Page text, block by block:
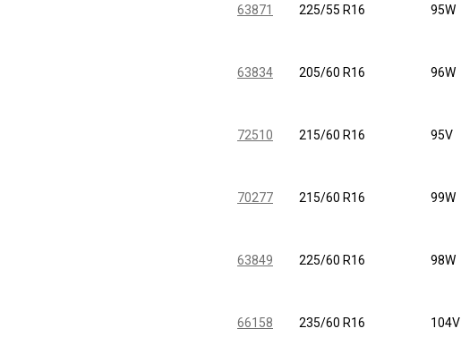
63871 225/55 R16 95W
63834 205/60 R16 96W
72510 215/60 R16 95V
70277 215/60 R16 99W
63849 225/60 R16 98W
66158 235/60 R16 104V